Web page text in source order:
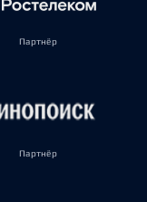
Партнёр
Партнёр